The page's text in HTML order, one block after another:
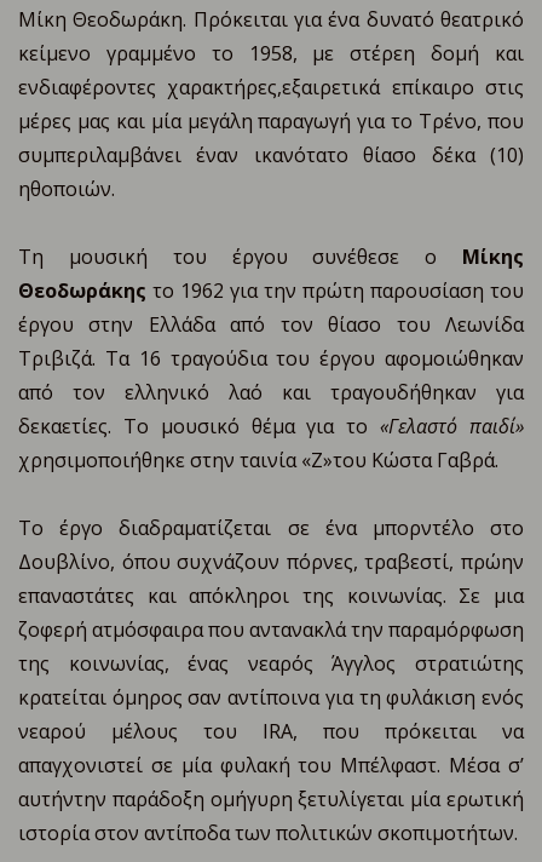
Μίκη Θεοδωράκη. Πρόκειται για ένα δυνατό θεατρικό
κείμενο γραμμένο το 1958, με στέρεη δομή και
ενδιαφέροντες χαρακτήρες,εξαιρετικά επίκαιρο στις
μέρες μας και μία μεγάλη παραγωγή για το Τρένο, που
συμπεριλαμβάνει έναν ικανότατο θίασο δέκα (10)
ηθοποιών.
Τη μουσική του έργου συνέθεσε ο Μίκης
Θεοδωράκης το 1962 για την πρώτη παρουσίαση του
έργου στην Ελλάδα από τον θίασο του Λεωνίδα
Τριβιζά. Τα 16 τραγούδια του έργου αφομοιώθηκαν
από τον ελληνικό λαό και τραγουδήθηκαν για
δεκαετίες. Το μουσικό θέμα για το«Γελαστό παιδί»
χρησιμοποιήθηκε στην ταινία «Ζ»του Κώστα Γαβρά.
Το έργο διαδραματίζεται σε ένα μπορντέλο στο
Δουβλίνο, όπου συχνάζουν πόρνες, τραβεστί, πρώην
επαναστάτες και απόκληροι της κοινωνίας. Σε μια
ζοφερή ατμόσφαιρα που αντανακλά την παραμόρφωση
της κοινωνίας, ένας νεαρός Άγγλος στρατιώτης
κρατείται όμηρος σαν αντίποινα για τη φυλάκιση ενός
νεαρού μέλους του IRA, που πρόκειται να
απαγχονιστεί σε μία φυλακή του Μπέλφαστ. Μέσα σ’
αυτήντην παράδοξη ομήγυρη ξετυλίγεται μία ερωτική
ιστορία στον αντίποδα των πολιτικών σκοπιμοτήτων.